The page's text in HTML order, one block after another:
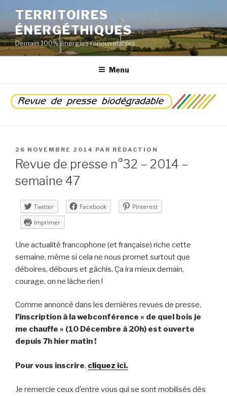
contenu
principal
TERRITOIRES
ÉNERGÉTHIQUES
Demain 100% énergies renouvelables
Menu
PUBLIÉ
LE
26 NOVEMBRE 2014 PAR RÉDACTION
Revue de presse n°32 – 2014 –
semaine 47
Twitter Facebook
Pinterest
Imprimer
Une actualité francophone (et française) riche cette
semaine, même si cela ne nous promet surtout que
déboires, débours et gâchis. Ça ira mieux demain,
courage, on ne lâche rien !
Comme annoncé dans les dernières revues de presse,
l’inscription à la webconférence « de quel bois je
me chauffe » (10 Décembre à 20h) est ouverte
depuis 7h hier matin !
Pour vous inscrire, cliquez ici.
Je remercie ceux d’entre vous qui se sont mobilisés dès